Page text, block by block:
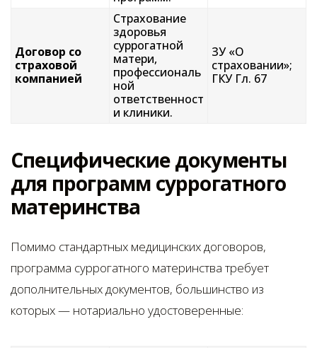
Договор со
страховой
компанией
Страхование
здоровья
суррогатной
матери,
профессиональ
ной
ответственност
и клиники.
ЗУ «О
страховании»;
ГКУ Гл. 67
Специфические документы
для программ суррогатного
материнства
Помимо стандартных медицинских договоров,
программа суррогатного материнства требует
дополнительных документов, большинство из
которых — нотариально удостоверенные: